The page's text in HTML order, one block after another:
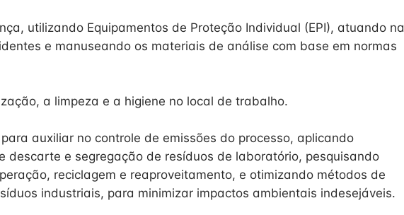
utilizando Equipamentos de Proteção Individual (EPI), atuando na
e manuseando os materiais de análise com base em normas
a limpeza e a higiene no local de trabalho.
auxiliar no controle de emissões do processo, aplicando
descarte e segregação de resíduos de laboratório, pesquisando
reciclagem e reaproveitamento, e otimizando métodos de
industriais, para minimizar impactos ambientais indesejáveis.